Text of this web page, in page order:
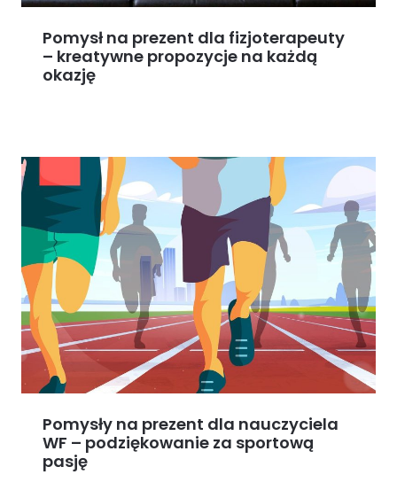
Pomysł na prezent dla fizjoterapeuty
– kreatywne propozycje na każdą
okazję
Pomysły na prezent dla nauczyciela
WF – podziękowanie za sportową
pasję